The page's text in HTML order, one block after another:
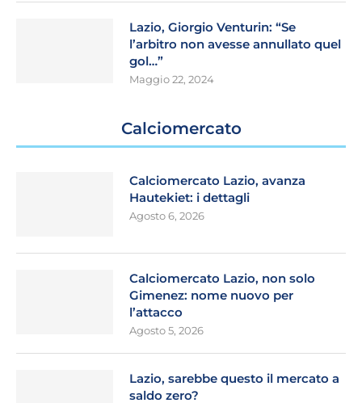
Lazio, Giorgio Venturin: “Se
l’arbitro non avesse annullato quel
gol…”
Maggio 22, 2024
Calciomercato
Calciomercato Lazio, avanza
Hautekiet: i dettagli
Agosto 6, 2026
Calciomercato Lazio, non solo
Gimenez: nome nuovo per
l’attacco
Agosto 5, 2026
Lazio, sarebbe questo il mercato a
saldo zero?